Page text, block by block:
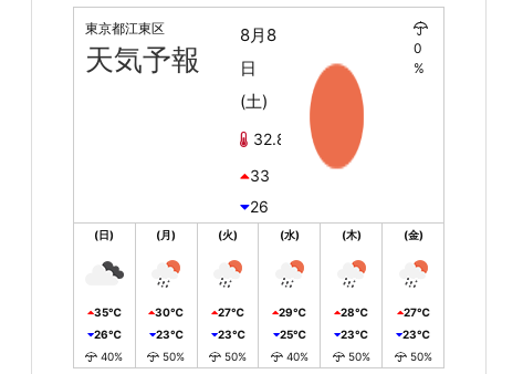
東京都江東区
天気予報
8月8
日
(土)
32.8℃
33
26
0
%
(日)
35℃
26℃
40%
(月)
30℃
23℃
50%
(火)
27℃
23℃
50%
(水)
29℃
25℃
40%
(木)
28℃
23℃
50%
(金)
27℃
23℃
50%